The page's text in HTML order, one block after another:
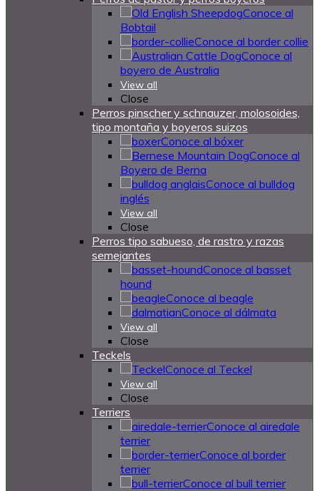
Conoce al
Bobtail
Conoce al border collie
Conoce al
boyero de Australia
View all
Close
Perros pinscher y schnauzer, molosoides,
tipo montaña y boyeros suizos
Conoce al bóxer
Conoce al
Boyero de Berna
Conoce al bulldog
inglés
View all
Close
Perros tipo sabueso, de rastro y razas
semejantes
Conoce al basset
hound
Conoce al beagle
Conoce al dálmata
View all
Close
Teckels
Conoce al Teckel
View all
Close
Terriers
Conoce al airedale
terrier
Conoce al border
terrier
Conoce al bull terrier